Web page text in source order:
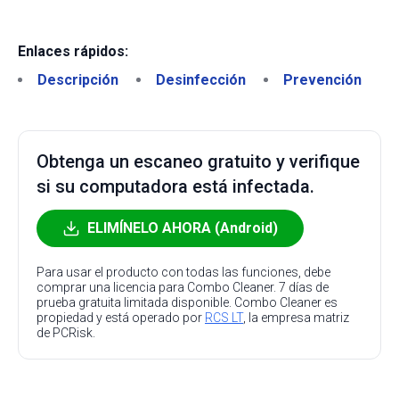
Enlaces rápidos:
Descripción
Desinfección Prevención
Obtenga un escaneo gratuito y verifique
si su computadora está infectada.
ELIMÍNELO AHORA (Android)
Para usar el producto con todas las funciones, debe
comprar una licencia para Combo Cleaner. 7 días de
prueba gratuita limitada disponible. Combo Cleaner es
propiedad y está operado por RCS LT, la empresa matriz
de PCRisk.